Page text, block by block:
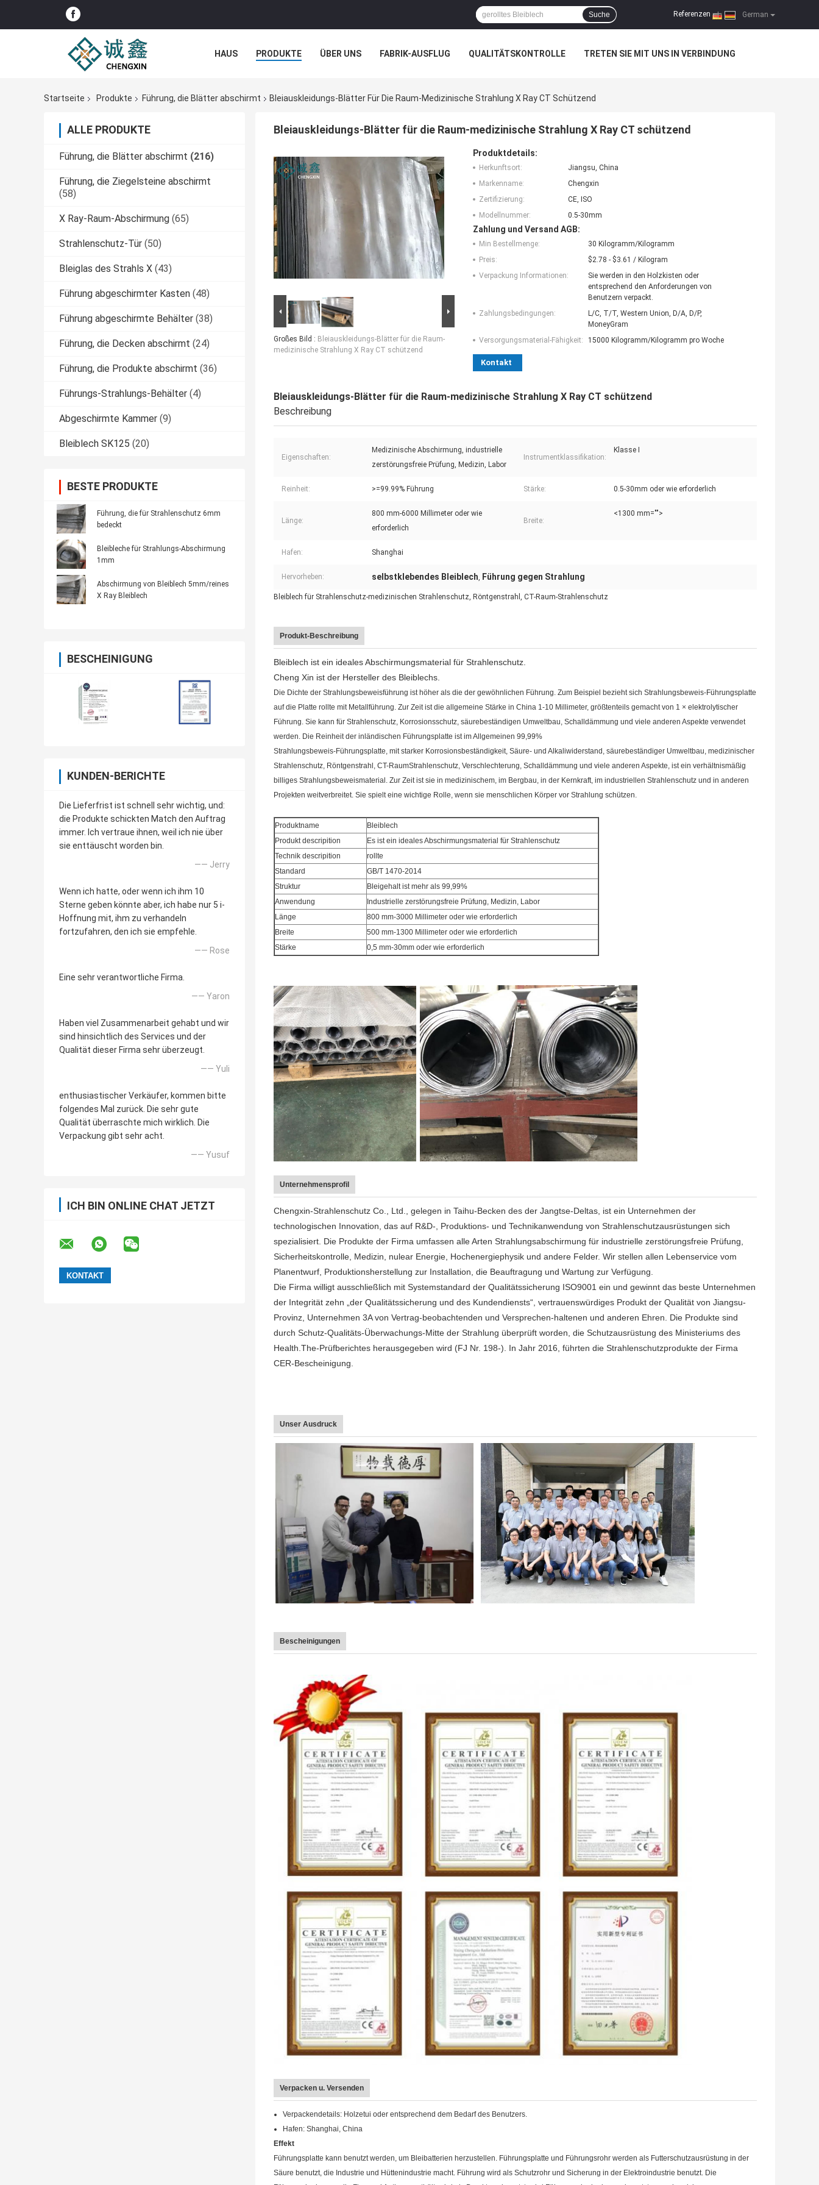
German
Referenzen |
Suche
HAUS PRODUKTE ÜBER UNS FABRIK-AUSFLUG QUALITÄTSKONTROLLE TRETEN SIE MIT UNS IN VERBINDUNG
Startseite
Produkte Führung, die Blätter abschirmt Bleiauskleidungs-Blätter Für Die Raum-Medizinische Strahlung X Ray CT Schützend
ALLE PRODUKTE
Führung, die Blätter abschirmt (216)
Führung, die Ziegelsteine abschirmt
(58)
X Ray-Raum-Abschirmung (65)
Strahlenschutz-Tür (50)
Bleiglas des Strahls X (43)
Führung abgeschirmter Kasten (48)
Führung abgeschirmte Behälter (38)
Führung, die Decken abschirmt (24)
Führung, die Produkte abschirmt (36)
Führungs-Strahlungs-Behälter (4)
Abgeschirmte Kammer (9)
Bleiblech SK125 (20)
BESTE PRODUKTE
Führung, die für Strahlenschutz 6mm
bedeckt
Bleibleche für Strahlungs-Abschirmung
1mm
Abschirmung von Bleiblech 5mm/reines
X Ray Bleiblech
BESCHEINIGUNG
KUNDEN-BERICHTE
Die Lieferfrist ist schnell sehr wichtig, und:
die Produkte schickten Match den Auftrag
immer. Ich vertraue ihnen, weil ich nie über
sie enttäuscht worden bin.
—— Jerry
Wenn ich hatte, oder wenn ich ihm 10
Sterne geben könnte aber, ich habe nur 5 i-
Hoffnung mit, ihm zu verhandeln
fortzufahren, den ich sie empfehle.
—— Rose
Eine sehr verantwortliche Firma.
—— Yaron
Haben viel Zusammenarbeit gehabt und wir
sind hinsichtlich des Services und der
Qualität dieser Firma sehr überzeugt.
—— Yuli
enthusiastischer Verkäufer, kommen bitte
folgendes Mal zurück. Die sehr gute
Qualität überraschte mich wirklich. Die
Verpackung gibt sehr acht.
—— Yusuf
ICH BIN ONLINE CHAT JETZT
Bleiauskleidungs-Blätter für die Raum-medizinische Strahlung X Ray CT schützend
Großes Bild : Bleiauskleidungs-Blätter für die Raum-
medizinische Strahlung X Ray CT schützend
Produktdetails:
Herkunftsort:
Jiangsu, China
Markenname:
Chengxin
Zertifizierung:
CE, ISO
Modellnummer:
0.5-30mm
Zahlung und Versand AGB:
Min Bestellmenge:
30 Kilogramm/Kilogramm
Preis:
$2.78 - $3.61 / Kilogram
Verpackung Informationen:
Sie werden in den Holzkisten oder
entsprechend den Anforderungen von
Benutzern verpackt.
Zahlungsbedingungen:
L/C, T/T, Western Union, D/A, D/P,
MoneyGram
Versorgungsmaterial-Fähigkeit:
15000 Kilogramm/Kilogramm pro Woche
Kontakt
Bleiauskleidungs-Blätter für die Raum-medizinische Strahlung X Ray CT schützend
Beschreibung
Eigenschaften:
Medizinische Abschirmung, industrielle
zerstörungsfreie Prüfung, Medizin, Labor
Instrumentklassifikation:
Klasse I
Reinheit: >=99.99% Führung Stärke: 0.5-30mm oder wie erforderlich
Länge:
800 mm-6000 Millimeter oder wie
erforderlich
Breite:
<1300 mm="">
Hafen: Shanghai
Hervorheben: selbstklebendes Bleiblech, Führung gegen Strahlung
Bleiblech für Strahlenschutz-medizinischen Strahlenschutz, Röntgenstrahl, CT-Raum-Strahlenschutz
Produkt-Beschreibung
Bleiblech ist ein ideales Abschirmungsmaterial für Strahlenschutz.
Cheng Xin ist der Hersteller des Bleiblechs.
Die Dichte der Strahlungsbeweisführung ist höher als die der gewöhnlichen Führung. Zum Beispiel bezieht sich Strahlungsbeweis-Führungsplatte
auf die Platte rollte mit Metallführung. Zur Zeit ist die allgemeine Stärke in China 1-10 Millimeter, größtenteils gemacht von 1 × elektrolytischer
Führung. Sie kann für Strahlenschutz, Korrosionsschutz, säurebeständigen Umweltbau, Schalldämmung und viele anderen Aspekte verwendet
werden. Die Reinheit der inländischen Führungsplatte ist im Allgemeinen 99,99%
Strahlungsbeweis-Führungsplatte, mit starker Korrosionsbeständigkeit, Säure- und Alkaliwiderstand, säurebeständiger Umweltbau, medizinischer
Strahlenschutz, Röntgenstrahl, CT-RaumStrahlenschutz, Verschlechterung, Schalldämmung und viele anderen Aspekte, ist ein verhältnismäßig
billiges Strahlungsbeweismaterial. Zur Zeit ist sie in medizinischem, im Bergbau, in der Kernkraft, im industriellen Strahlenschutz und in anderen
Projekten weitverbreitet. Sie spielt eine wichtige Rolle, wenn sie menschlichen Körper vor Strahlung schützen.
Produktname
Bleiblech
Produkt descripition
Es ist ein ideales Abschirmungsmaterial für Strahlenschutz
Technik descripition
rollte
Standard
GB/T 1470-2014
Struktur
Bleigehalt ist mehr als 99,99%
Anwendung
Industrielle zerstörungsfreie Prüfung, Medizin, Labor
Länge
800 mm-3000 Millimeter oder wie erforderlich
Breite
500 mm-1300 Millimeter oder wie erforderlich
Stärke
0,5 mm-30mm oder wie erforderlich
Unternehmensprofil
Chengxin-Strahlenschutz Co., Ltd., gelegen in Taihu-Becken des der Jangtse-Deltas, ist ein Unternehmen der
technologischen Innovation, das auf R&D-, Produktions- und Technikanwendung von Strahlenschutzausrüstungen sich
spezialisiert. Die Produkte der Firma umfassen alle Arten Strahlungsabschirmung für industrielle zerstörungsfreie Prüfung,
Sicherheitskontrolle, Medizin, nulear Energie, Hochenergiephysik und andere Felder. Wir stellen allen Lebenservice vom
Planentwurf, Produktionsherstellung zur Installation, die Beauftragung und Wartung zur Verfügung.
Die Firma willigt ausschließlich mit Systemstandard der Qualitätssicherung ISO9001 ein und gewinnt das beste Unternehmen
der Integrität zehn „der Qualitätssicherung und des Kundendiensts“, vertrauenswürdiges Produkt der Qualität von Jiangsu-
Provinz, Unternehmen 3A von Vertrag-beobachtenden und Versprechen-haltenen und anderen Ehren. Die Produkte sind
durch Schutz-Qualitäts-Überwachungs-Mitte der Strahlung überprüft worden, die Schutzausrüstung des Ministeriums des
Health.The-Prüfberichtes herausgegeben wird (FJ Nr. 198-). In Jahr 2016, führten die Strahlenschutzprodukte der Firma
CER-Bescheinigung.
Unser Ausdruck
Bescheinigungen
Verpacken u. Versenden
Verpackendetails: Holzetui oder entsprechend dem Bedarf des Benutzers.
Hafen: Shanghai, China
Effekt
Führungsplatte kann benutzt werden, um Bleibatterien herzustellen. Führungsplatte und Führungsrohr werden als Futterschutzausrüstung in der
Säure benutzt, die Industrie und Hüttenindustrie macht. Führung wird als Schutzrohr und Sicherung in der Elektroindustrie benutzt. Die